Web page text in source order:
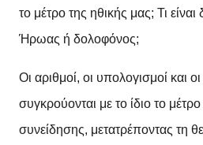
το μέτρο της ηθικής μας; Τι είναι
Ήρωας ή δολοφόνος;
Οι αριθμοί, οι υπολογισμοί και
συγκρούονται με το ίδιο το
συνείδησης, μετατρέποντας τη